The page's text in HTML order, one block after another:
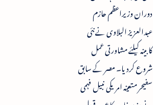
دوران وزیراعظم حازم
عبدالعزیز البلاوی نے نئی
کابینہ کیلئے مشاورتی عمل
شروع کردیا۔ مصر کے سابق
سفیحر متعینہ امریکی نبیل فہمی